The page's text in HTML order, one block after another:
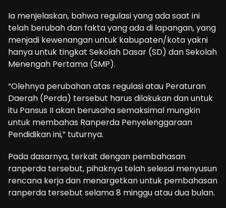
Ia menjelaskan, bahwa regulasi yang ada saat ini
telah berubah dan fakta yang ada di lapangan, yang
menjadi kewenangan untuk kabupaten/kota yakni
hanya untuk tingkat Sekolah Dasar (SD) dan Sekolah
Menengah Pertama (SMP).
“Olehnya perubahan atas regulasi atau Peraturan
Daerah (Perda) tersebut harus dilakukan dan untuk
itu Pansus II akan berusaha semaksimal mungkin
untuk membahas Ranperda Penyelenggaraan
Pendidikan ini,” tuturnya.
Pada dasarnya, terkait dengan pembahasan
ranperda tersebut, pihaknya telah selesai menyusun
rencana kerja dan menargetkan untuk pembahasan
ranperda tersebut selama 8 minggu atau dua bulan.